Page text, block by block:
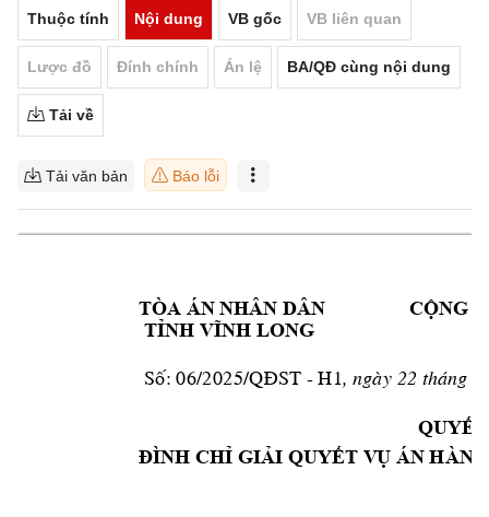
Thuộc tính Nội dung VB gốc VB liên quan
Lược đồ Đính chính Án lệ BA/QĐ cùng nội dung
Tải về
Tải văn bản Báo lỗi
TÒA ÁN NHÂN DÂN
CỘNG
TỈNH VĨNH LONG
Soá: 06/2025/QÑST - H1, ngaøy 22 thaùng
ĐÌNH CHỈ GIẢI QUYẾT VỤ ÁN